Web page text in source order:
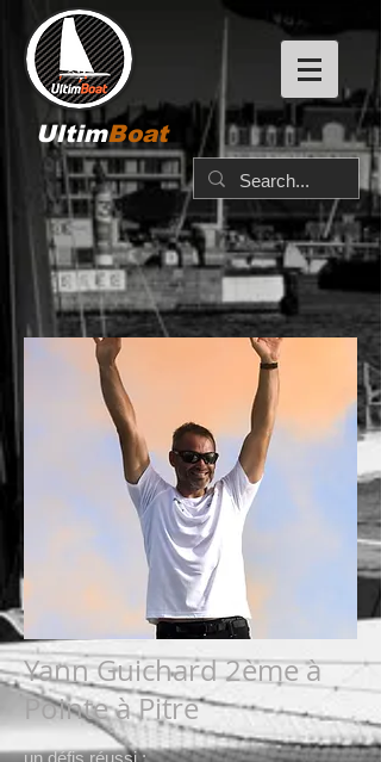
UltimBoat
Yann Guichard 2ème à
Pointe à Pitre
un défis réussi :